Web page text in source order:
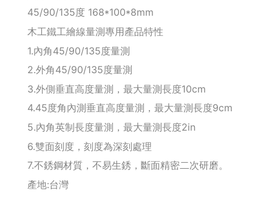
Maktec 牧科
Makita 配件
WORX 威克士
砂紙 / 拋光
鑽頭 / 轉接桿
修邊機 / 配件
45/90/135度 168*100*8mm
木工鐵工繪線量測專用產品特性
1.內角45/90/135度量測
2.外角45/90/135度量測
3.外側垂直高度量測，最大量測長度10cm
4.45度角內測垂直高度量測，最大量測長度9cm
5.內角英制長度量測，最大量測長度2in
6.雙面刻度，刻度為深刻處理
7.不銹鋼材質，不易生銹，斷面精密二次研磨。
產地:台灣